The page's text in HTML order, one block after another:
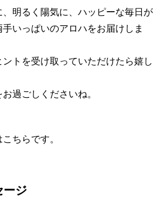
明るく陽気に、ハッピーな毎日が
いっぱいのアロハをお届けしま
トを受け取っていただけたら嬉し
過ごしくださいね。
ちらです。
ージ